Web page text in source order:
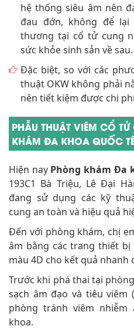
hệ thống siêu âm nên
đau đớn, không để
thương tại cổ tử cung
sức khỏe sinh sản về sau.
Đặc biệt, so với các
thuật OKW không phải
nên tiết kiệm được chi
PHẪU THUẬT VIÊM CỔ
KHÁM ĐA KHOA QUỐC
Hiện nay Phòng khám Đa
193C1 Bà Triệu, Lê Đại
đang sử dụng các kỹ
cung an toàn và hiệu quả
Đến với phòng khám, chị
âm bằng các trang thiết bị
màu 4D cho kết quả nhanh
Trước khi phá thai tại
sạch âm đạo và tiêu viêm
phòng tránh viêm nhiễm
khoa.